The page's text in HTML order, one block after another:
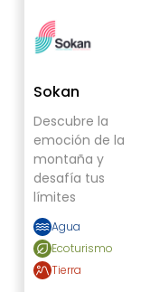
Sokan
Descubre la
emoción de la
montaña y
desafía tus
límites
Agua
Ecoturismo
Tierra